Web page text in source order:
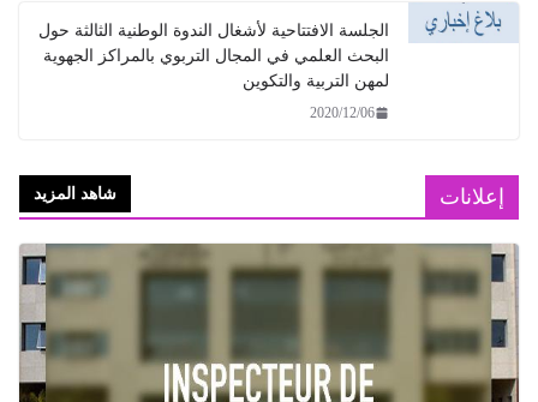
الجلسة الافتتاحية لأشغال الندوة الوطنية الثالثة حول
البحث العلمي في المجال التربوي بالمراكز الجهوية
لمهن التربية والتكوين
2020/12/06
إعلانات شاهد المزيد